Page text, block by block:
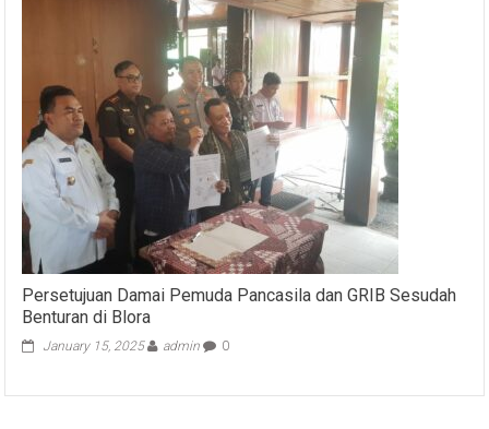
Persetujuan Damai Pemuda Pancasila dan GRIB Sesudah
Benturan di Blora
January 15, 2025 admin 0